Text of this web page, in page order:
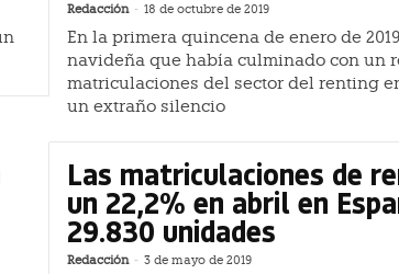
Redacción - 18 de octubre de 2019
En la primera quincena de enero de
navideña que había culminado con un
matriculaciones del sector del renting
un extraño silencio
Las matriculaciones de
un 22,2% en abril en
29.830 unidades
Redacción - 3 de mayo de 2019